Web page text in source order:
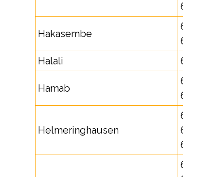
652453
Hakasembe
661705,
662572
Halali
671745
Hamab
631723,
632693
Helmeringhausen
63626,
631724,
632833
64500,